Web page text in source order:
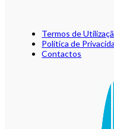
Termos de
Política de
Contactos